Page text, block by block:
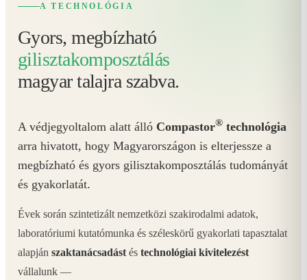
A TECHNOLÓGIA
Gyors, megbízható
gilisztakomposztálás
magyar talajra szabva.
A védjegyoltalom alatt álló Compastor® technológia
arra hivatott, hogy Magyarországon is elterjessze a
megbízható és gyors gilisztakomposztálás tudományát
és gyakorlatát.
Évek során szintetizált nemzetközi szakirodalmi adatok,
laboratóriumi kutatómunka és széleskörű gyakorlati tapasztalat
alapján szaktanácsadást és technológiai kivitelezést
vállalunk —